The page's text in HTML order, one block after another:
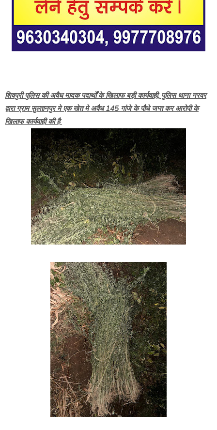
शिवपुरी पुलिस की अवैध मादक पदार्थों के खिलाफ बड़ी कार्यवाही, पुलिस थाना नरवर
द्वारा ग्राम सुल्तानपुर मे एक खेत मे अवैध 145 गांजे के पौधे जप्त कर आरोपी के
खिलाफ कार्यवाही की है